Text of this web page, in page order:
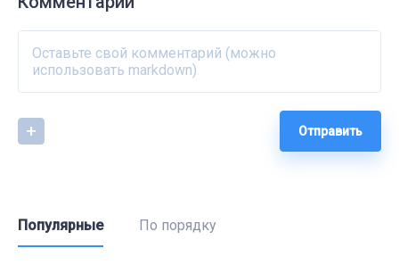
Отправить
Популярные По порядку